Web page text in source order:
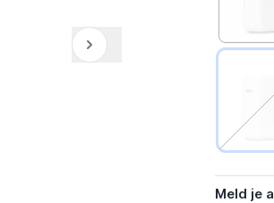
Meld je